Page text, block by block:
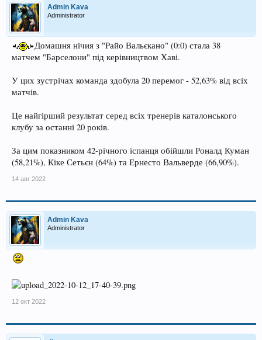
Admin Kava
Administrator
Домашня нічия з "Райо Вальєкано" (0:0) стала 38
матчем "Барселони" під керівництвом Хаві.
У цих зустрічах команда здобула 20 перемог - 52,63% від всіх
матчів.
Це найгірший результат серед всіх тренерів каталонського
клубу за останні 20 років.
За цим показником 42-річного іспанця обійшли Роналд Куман
(58,21%), Кіке Сетьєн (64%) та Ернесто Вальверде (66,90%).
14 авг 2022
Admin Kava
Administrator
12 окт 2022